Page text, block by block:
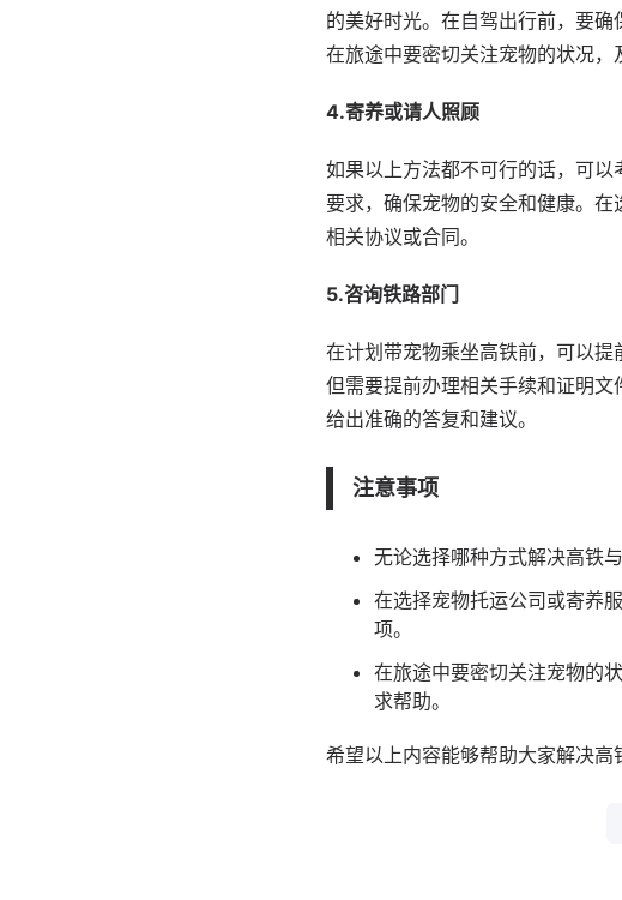
的美好时光。在自驾出行前，要确
在旅途中要密切关注宠物的状况，
4.寄养或请人照顾
如果以上方法都不可行的话，可
要求，确保宠物的安全和健康。
相关协议或合同。
5.咨询铁路部门
在计划带宠物乘坐高铁前，可以提
但需要提前办理相关手续和证明
给出准确的答复和建议。
注意事项
无论选择哪种方式解决高铁
在选择宠物托运公司或寄养
项。
在旅途中要密切关注宠物的
求帮助。
希望以上内容能够帮助大家解决高